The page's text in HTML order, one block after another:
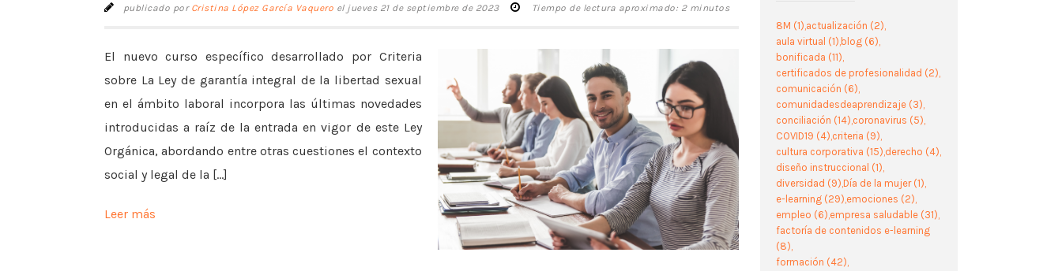
publicado por Cristina López García Vaquero el jueves 21 de septiembre de 2023 Tiempo de lectura aproximado: 2 minutos
El nuevo curso específico desarrollado por Criteria
sobre La Ley de garantía integral de la libertad sexual
en el ámbito laboral incorpora las últimas novedades
introducidas a raíz de la entrada en vigor de este Ley
Orgánica, abordando entre otras cuestiones el contexto
social y legal de la [...]
Leer más
8M (1) actualización (2)
aula virtual (1) blog (6)
bonificada (11)
certificados de profesionalidad (2)
comunicación (6)
comunidadesdeaprendizaje (3)
conciliación (14) coronavirus (5)
COVID19 (4) criteria (9)
cultura corporativa (15) derecho (4)
diseño instruccional (1)
diversidad (9) Día de la mujer (1)
e-learning (29) emociones (2)
empleo (6) empresa saludable (31)
factoría de contenidos e-learning
(8)
formación (42)